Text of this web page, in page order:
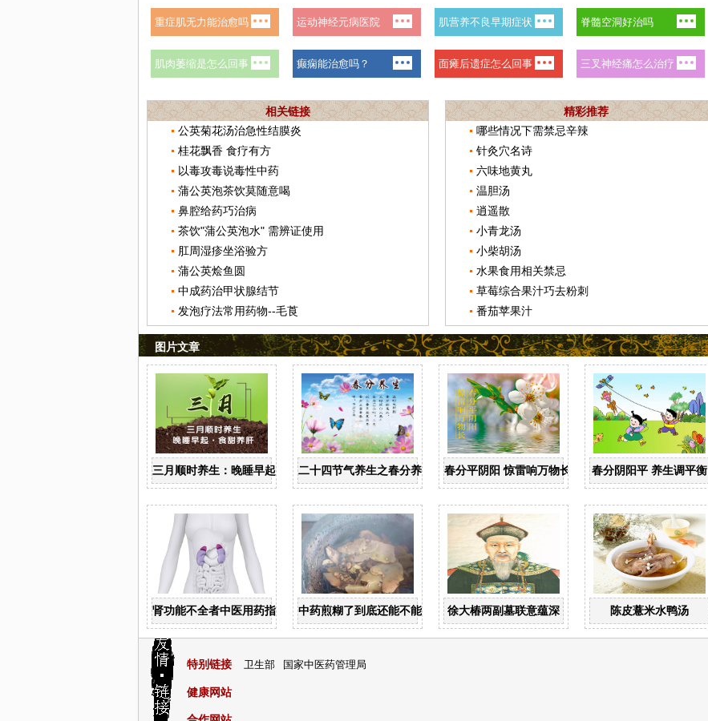
相关链接
公英菊花汤治急性结膜炎
桂花飘香 食疗有方
以毒攻毒说毒性中药
蒲公英泡茶饮莫随意喝
鼻腔给药巧治病
茶饮"蒲公英泡水" 需辨证使用
肛周湿疹坐浴验方
蒲公英烩鱼圆
中成药治甲状腺结节
发泡疗法常用药物--毛莨
精彩推荐
哪些情况下需禁忌辛辣
针灸穴名诗
六味地黄丸
温胆汤
逍遥散
小青龙汤
小柴胡汤
水果食用相关禁忌
草莓综合果汁巧去粉刺
番茄苹果汁
图片文章
三月顺时养生：晚睡早起 食甜养肝二十四节气养生之春分养生 春分平阴阳 惊雷响万物长 春分阴阳平 养生调平衡
肾功能不全者中医用药指导 中药煎糊了到底还能不能喝？ 徐大椿两副墓联意蕴深 陈皮薏米水鸭汤
特别链接 卫生部 国家中医药管理局
健康网站